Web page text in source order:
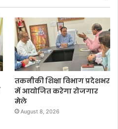
तकनीकी शिक्षा विभाग प्रदेशभर
में आयोजित करेगा रोजगार
मेले
August 8, 2026